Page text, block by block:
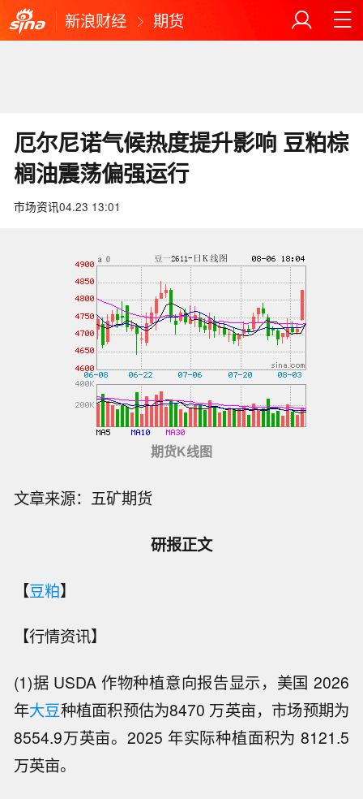
新浪财经 期货
厄尔尼诺气候热度提升影响 豆粕棕
榈油震荡偏强运行
市场资讯04.23 13:01
期货K线图
文章来源：五矿期货
研报正文
【豆粕】
【行情资讯】
(1)据 USDA 作物种植意向报告显示，美国 2026
年大豆种植面积预估为8470 万英亩，市场预期为
8554.9万英亩。2025 年实际种植面积为 8121.5
万英亩。